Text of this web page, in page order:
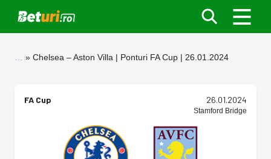
Chelsea – Aston Villa | Ponturi FA Cup | 26.01.2024
FA Cup 26.01.2024
Stamford Bridge